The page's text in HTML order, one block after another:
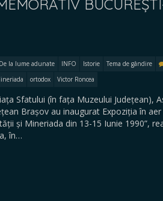
De la lume adunate INFO Istorie Tema de gândire
ortodox Victor Roncea
Sfatului (în fața Muzeului Județean),
Brașov au inaugurat Expoziția în
și Mineriada din 13-15 Iunie 1990”,
în…